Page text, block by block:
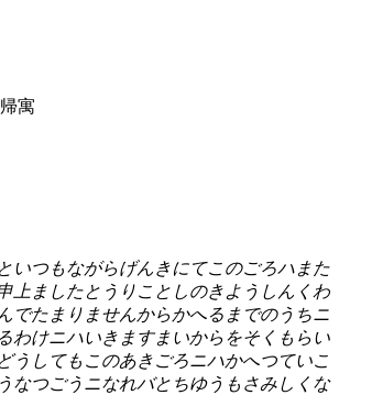
寓
つもながらげんきにてこのごろハまた
上ましたとうりことしのきようしんくわ
たまりませんからかへるまでのうちニ
けニハいきますまいからをそくもらい
してもこのあきごろニハかへつていこ
つごうニなれバとちゆうもさみしくな